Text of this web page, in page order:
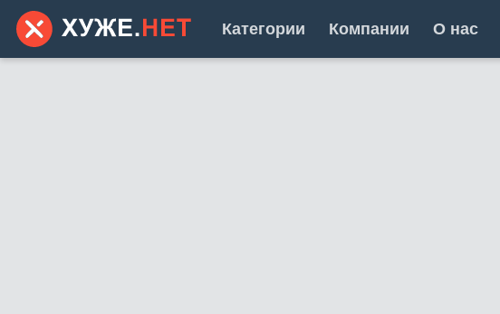
Категории Компании О нас